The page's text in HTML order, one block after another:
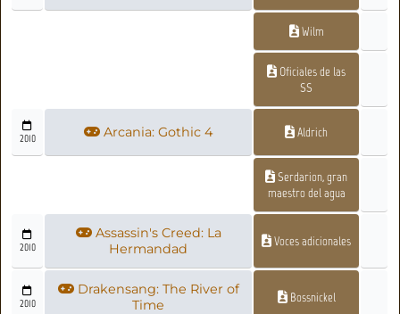
Wilm
Oficiales de las
SS
2010 Arcania: Gothic 4 Aldrich
Serdarion, gran
maestro del agua
2010
Assassin's Creed: La
Hermandad
Voces adicionales
2010
Drakensang: The River of
Time
Bossnickel